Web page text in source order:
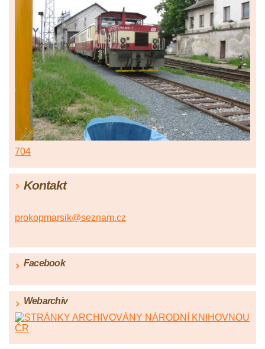
704
Kontakt
prokopmarsik@seznam.cz
Facebook
Webarchiv